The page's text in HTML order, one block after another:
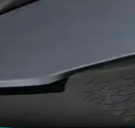
göre seçim yapma
ve
yorumlarını ve
ve